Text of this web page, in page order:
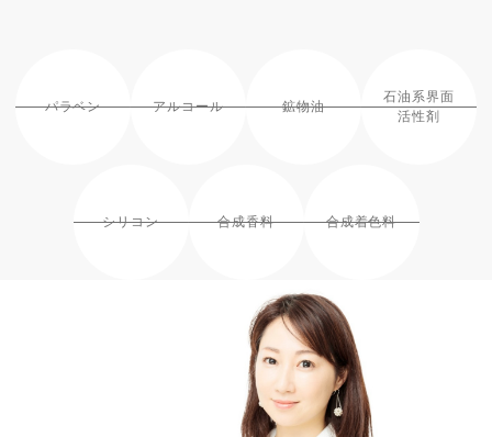
パラベン アルコール 鉱物油
石油系界面
活性剤
シリコン 合成香料 合成着色料